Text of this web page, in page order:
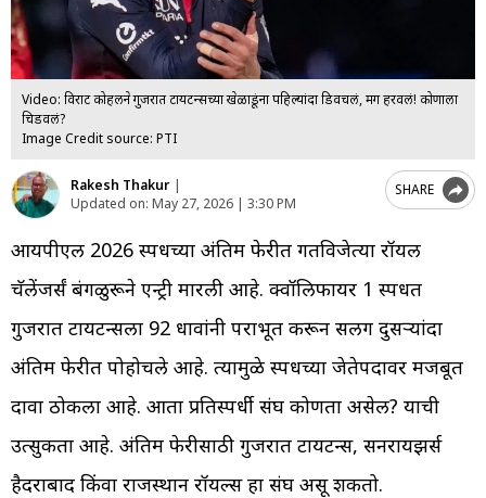
Video: विराट कोहलीने गुजरात टायटन्सच्या खेळाडूंना पहिल्यांदा डिवचलं, मग हरवलं! कोणाला
चिडवलं?
Image Credit source: PTI
Rakesh Thakur |
Updated on: May 27, 2026 | 3:30 PM
SHARE
आयपीएल 2026 स्पर्धेच्या अंतिम फेरीत गतविजेत्या रॉयल
चॅलेंजर्सं बंगळुरूने एन्ट्री मारली आहे. क्वॉलिफायर 1 स्पर्धेत
गुजरात टायटन्सला 92 धावांनी पराभूत करून सलग दुसऱ्यांदा
अंतिम फेरीत पोहोचले आहे. त्यामुळे स्पर्धेच्या जेतेपदावर मजबूत
दावा ठोकला आहे. आता प्रतिस्पर्धी संघ कोणता असेल? याची
उत्सुकता आहे. अंतिम फेरीसाठी गुजरात टायटन्स, सनरायझर्स
हैदराबाद किंवा राजस्थान रॉयल्स हा संघ असू शकतो.